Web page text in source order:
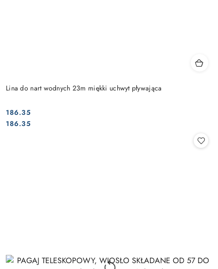
Lina do nart wodnych 23m miękki uchwyt pływająca
Cena:
186.35
Cena:
186.35